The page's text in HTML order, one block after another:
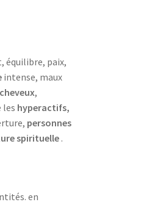
équilibre, paix,
intense, maux
,
les hyperactifs,
personnes
spirituelle.
en